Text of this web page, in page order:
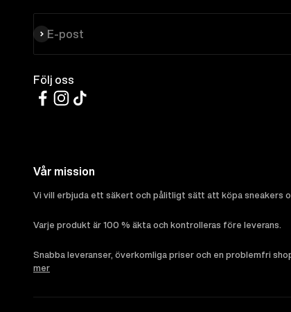
E-post
Prenumerera
Följ oss
Vår mission
Vi vill erbjuda ett säkert och pålitligt sätt att köpa sneakers
Varje produkt är 100 % äkta och kontrolleras före leverans.
Snabba leveranser, överkomliga priser och en problemfri
mer